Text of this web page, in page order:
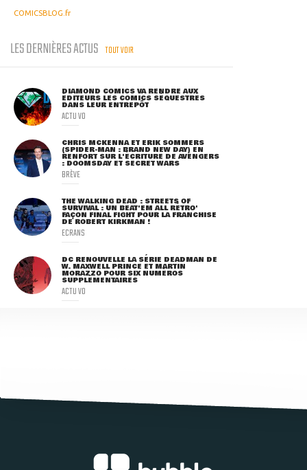
COMICSBLOG.fr
LES DERNIÈRES ACTUS TOUT VOIR
DIAMOND COMICS VA RENDRE AUX
ÉDITEURS LES COMICS SÉQUESTRÉS
DANS LEUR ENTREPÔT
ACTU VO
CHRIS MCKENNA ET ERIK SOMMERS
(SPIDER-MAN : BRAND NEW DAY) EN
RENFORT SUR L'ÉCRITURE DE AVENGERS
: DOOMSDAY ET SECRET WARS
BRÈVE
THE WALKING DEAD : STREETS OF
SURVIVAL : UN BEAT'EM ALL RÉTRO'
FAÇON FINAL FIGHT POUR LA FRANCHISE
DE ROBERT KIRKMAN !
ECRANS
DC RENOUVELLE LA SÉRIE DEADMAN DE
W. MAXWELL PRINCE ET MARTIN
MORAZZO POUR SIX NUMÉROS
SUPPLÉMENTAIRES
ACTU VO